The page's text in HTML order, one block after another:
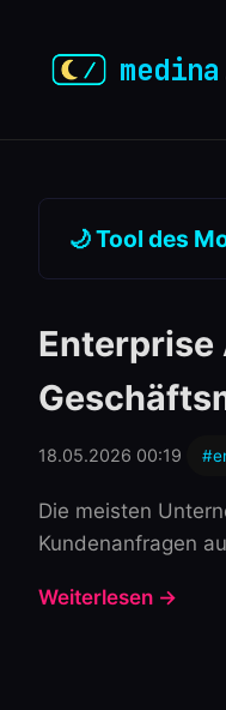
medina
🌙 Tool des
Enterprise
18.05.2026 00:19
Die meisten
Kundenanfragen
Weiterlesen →